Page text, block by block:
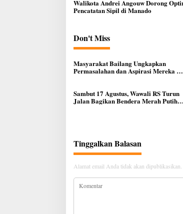
Walikota Andrei Angouw Dorong
Pencatatan Sipil di Manado
Don't Miss
Masyarakat Bailang Ungkapkan
Permasalahan dan Aspirasi Mereka di
Sambut 17 Agustus, Wawali RS Turun
Jalan Bagikan Bendera Merah Putih
Tinggalkan Balasan
Alamat email Anda tidak akan dipublikasikan.